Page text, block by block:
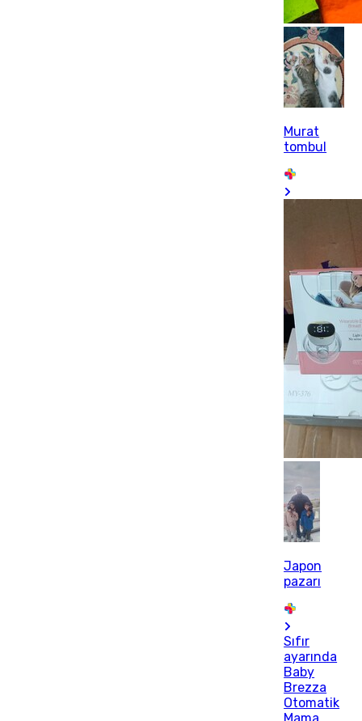
Murat
tombul
Japon
pazarı
Sıfır
ayarında
Baby
Brezza
Otomatik